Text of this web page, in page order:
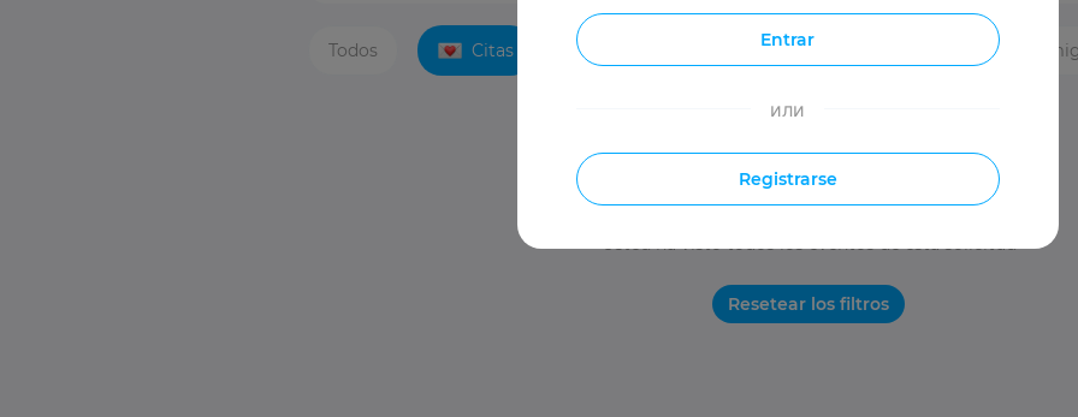
Todos Citas Viajes Hacer nuevos
Resetear los filtros
Entrar
или
Registrarse